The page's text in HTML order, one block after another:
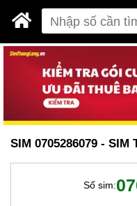
SIM 0705286079 - SIM
Số sim: